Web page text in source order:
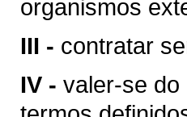
organismos
III - contratar
IV - valer-se do